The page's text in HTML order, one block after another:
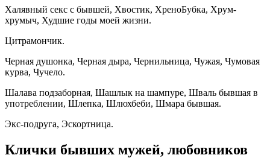
Халявный секс с бывшей, Хвостик, ХреноБубка, Хрум-
хрумыч, Худшие годы моей жизни.
Цитрамончик.
Черная душонка, Черная дыра, Чернильница, Чужая, Чумовая
курва, Чучело.
Шалава подзаборная, Шашлык на шампуре, Шваль бывшая в
употреблении, Шлепка, Шлюхбеби, Шмара бывшая.
Экс-подруга, Эскортница.
Клички бывших мужей, любовников